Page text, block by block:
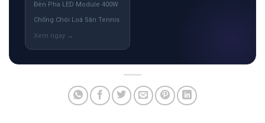
Đèn Pha LED Module 400W
Chống Chói Loá Sân Tennis